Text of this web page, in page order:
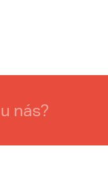
nás?